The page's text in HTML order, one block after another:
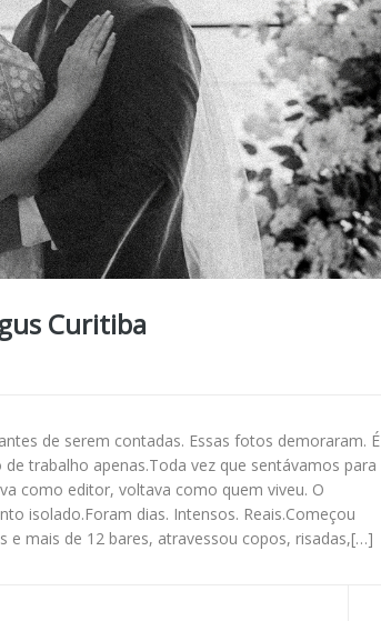
Curitiba
de serem contadas. Essas fotos demoraram. É
trabalho apenas.Toda vez que sentávamos para
como editor, voltava como quem viveu. O
isolado.Foram dias. Intensos. Reais.Começou
e mais de 12 bares, atravessou copos, risadas,[…]